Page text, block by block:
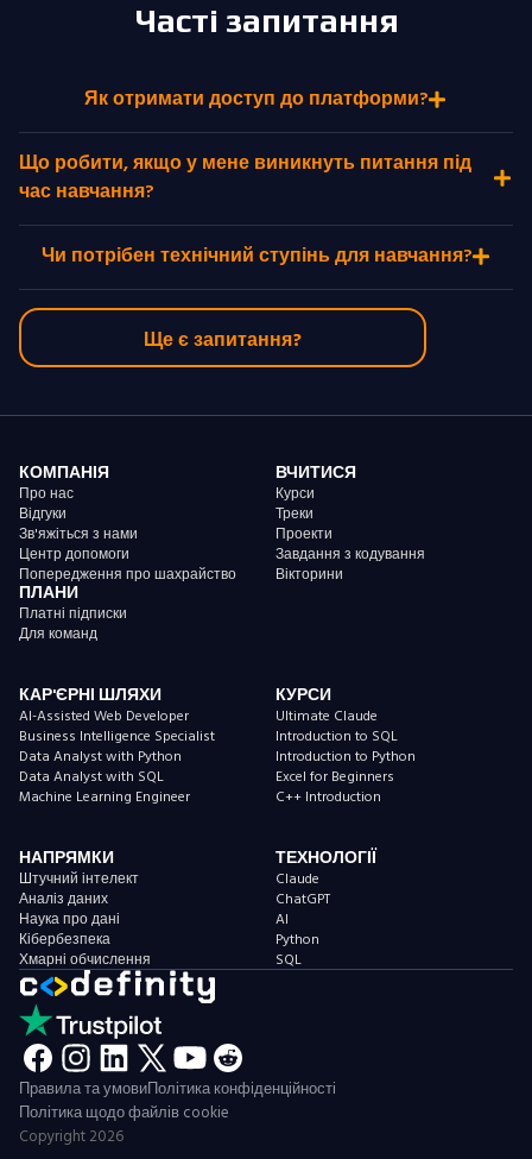
Часті запитання
Як отримати доступ до платформи?
Що робити, якщо у мене виникнуть питання під
час навчання?
Чи потрібен технічний ступінь для навчання?
Ще є запитання?
КОМПАНІЯ
Про нас
Відгуки
Зв'яжіться з нами
Центр допомоги
Попередження про шахрайство
ПЛАНИ
Платні підписки
Для команд
ВЧИТИСЯ
Курси
Треки
Проекти
Завдання з кодування
Вікторини
КАР'ЄРНІ ШЛЯХИ
AI-Assisted Web Developer
Business Intelligence Specialist
Data Analyst with Python
Data Analyst with SQL
Machine Learning Engineer
КУРСИ
Ultimate Claude
Introduction to SQL
Introduction to Python
Excel for Beginners
C++ Introduction
НАПРЯМКИ
Штучний інтелект
Аналіз даних
Наука про дані
Кібербезпека
Хмарні обчислення
ТЕХНОЛОГІЇ
Claude
ChatGPT
AI
Python
SQL
Правила та умовиПолітика конфіденційності
Політика щодо файлів cookie
Copyright2026